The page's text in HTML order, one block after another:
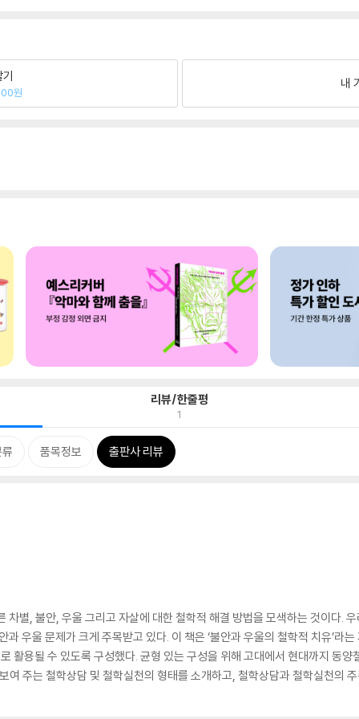
원
내
리뷰/한줄평
1
품목정보 출판사 리뷰
차별, 불안, 우울 그리고 자살에 대한 철학적 해결 방법을 모색하는 것이다.
과 우울 문제가 크게 주목받고 있다. 이 책은 ‘불안과 우울의 철학적 치유’라
활용될 수 있도록 구성했다. 균형 있는 구성을 위해 고대에서 현대까지 동
여 주는 철학상담 및 철학실천의 형태를 소개하고, 철학상담과 철학실천의